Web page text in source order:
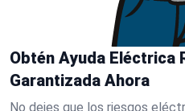
Obtén Ayuda Eléctrica
Garantizada Ahora
No dejes que los riesgos